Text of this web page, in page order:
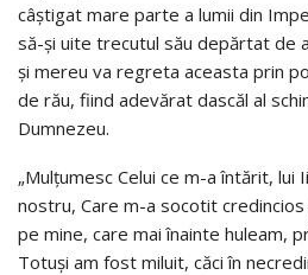
câștigat mare parte a lumii din
să-și uite trecutul său depărtat de
și mereu va regreta aceasta prin
de rău, fiind adevărat dascăl al
Dumnezeu.
„Mulțumesc Celui ce m-a întărit, lui
nostru, Care m-a socotit
pe mine, care mai înainte huleam,
Totuși am fost miluit, căci în